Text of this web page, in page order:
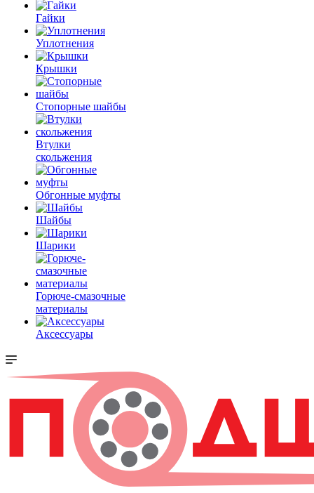
Гайки
Уплотнения
Крышки
Стопорные шайбы
Втулки
скольжения
Обгонные муфты
Шайбы
Шарики
Горюче-смазочные
материалы
Аксессуары